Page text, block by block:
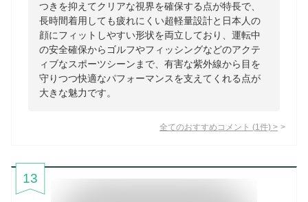
つきを抑えてクリアな視界を確保する点が特長で、
長時間着用しても疲れにくい超軽量設計と日本人の
顔にフィットしやすい形状を両立しており、運転中
の安全確保からゴルフやフィッシングなどのアクテ
ィブなスポーツシーンまで、有害な紫外線から目を
守りつつ快適なパフォーマンスを支えてくれる点が
大きな魅力です。
全てのおすすめコメント (1 件) >
13